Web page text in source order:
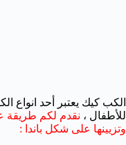
الكب كيك يعتبر أحد انواع
للأطفال ، نقدم لكم طريقة
وتزيينها على شكل باندا :